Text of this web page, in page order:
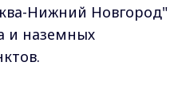
Нижний Новгород"
и наземных